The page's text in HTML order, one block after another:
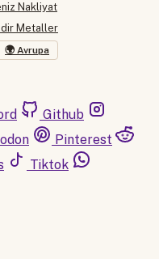
Nakliyat
Metaller
🌍 Avrupa
Github
Pinterest
Tiktok